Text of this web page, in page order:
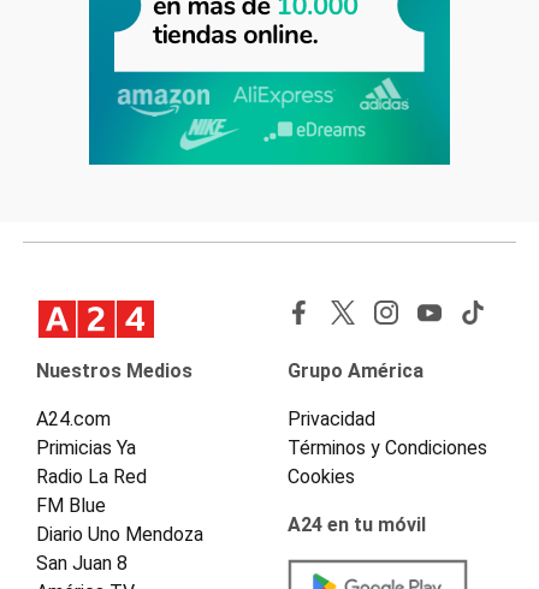
Nuestros Medios
A24.com
Primicias Ya
Radio La Red
FM Blue
Diario Uno Mendoza
San Juan 8
Grupo América
Privacidad
Términos y Condiciones
Cookies
A24 en tu móvil